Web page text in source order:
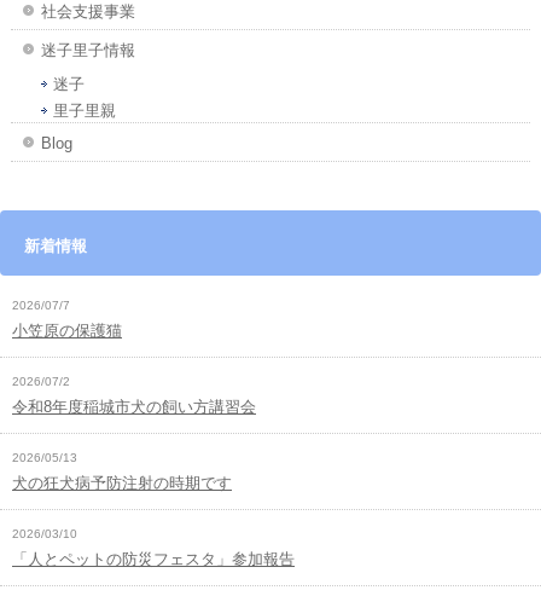
社会支援事業
迷子里子情報
迷子
里子里親
Blog
新着情報
2026/07/7
小笠原の保護猫
2026/07/2
令和8年度稲城市犬の飼い方講習会
2026/05/13
犬の狂犬病予防注射の時期です
2026/03/10
「人とペットの防災フェスタ」参加報告